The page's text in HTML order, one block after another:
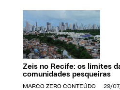
Zeis no Recife: os limites
comunidades pesqueiras
MARCO ZERO CONTEÚDO 29/